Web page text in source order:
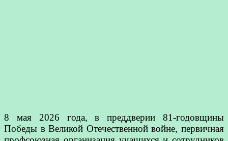
8 мая 2026 года, в преддверии 81-годовщины
Победы в Великой Отечественной войне, первичная